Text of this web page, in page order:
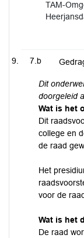
TAM-
7.b
Dit
doorgeleid
Wat is het
Dit
college en
de raad
Het
voor de
Wat is het
De raad